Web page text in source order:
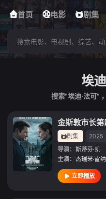
首页 电影 剧集
下载客户
埃
搜索"埃迪·法可"
金斯敦市长第
剧集 2025
导演： 斯蒂芬·凯
主演： 杰瑞米·雷纳
立即播放